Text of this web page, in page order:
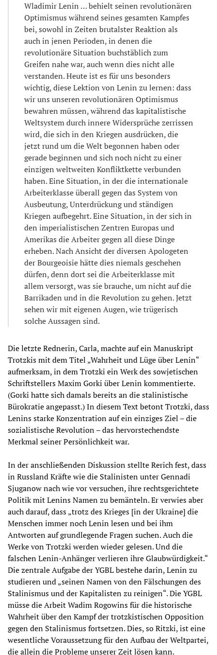
Wladimir Lenin … behielt seinen revolutionären
Optimismus während seines gesamten Kampfes
bei, sowohl in Zeiten brutalster Reaktion als
auch in jenen Perioden, in denen die
revolutionäre Situation buchstäblich zum
Greifen nahe war, auch wenn dies nicht alle
verstanden. Heute ist es für uns besonders
wichtig, diese Lektion von Lenin zu lernen: dass
wir uns unseren revolutionären Optimismus
bewahren müssen, während das kapitalistische
Weltsystem durch innere Widersprüche zerrissen
wird, die sich in den Kriegen ausdrücken, die
jetzt rund um die Welt begonnen haben oder
gerade beginnen und sich noch nicht zu einer
einzigen weltweiten Konfliktkette verbunden
haben. Eine Situation, in der die internationale
Arbeiterklasse überall gegen das System von
Ausbeutung, Unterdrückung und ständigen
Kriegen aufbegehrt. Eine Situation, in der sich in
den imperialistischen Zentren Europas und
Amerikas die Arbeiter gegen all diese Dinge
erheben. Nach Ansicht der diversen Apologeten
der Bourgeoisie hätte dies niemals geschehen
dürfen, denn dort sei die Arbeiterklasse mit
allem versorgt, was sie brauche, um nicht auf die
Barrikaden und in die Revolution zu gehen. Jetzt
sehen wir mit eigenen Augen, wie trügerisch
solche Aussagen sind.
Die letzte Rednerin, Carla, machte auf ein Manuskript
Trotzkis mit dem Titel „Wahrheit und Lüge über Lenin“
aufmerksam, in dem Trotzki ein Werk des sowjetischen
Schriftstellers Maxim Gorki über Lenin kommentierte.
(Gorki hatte sich damals bereits an die stalinistische
Bürokratie angepasst.) In diesem Text betont Trotzki, dass
Lenins starke Konzentration auf ein einziges Ziel – die
sozialistische Revolution – das hervorstechendste
Merkmal seiner Persönlichkeit war.
In der anschließenden Diskussion stellte Rerich fest, dass
in Russland Kräfte wie die Stalinisten unter Gennadi
Sjuganow nach wie vor versuchen, ihre rechtsgerichtete
Politik mit Lenins Namen zu bemänteln. Er verwies aber
auch darauf, dass „trotz des Krieges [in der Ukraine] die
Menschen immer noch Lenin lesen und bei ihm
Antworten auf grundlegende Fragen suchen. Auch die
Werke von Trotzki werden wieder gelesen. Und die
falschen Lenin-Anhänger verlieren ihre Glaubwürdigkeit.“
Die zentrale Aufgabe der YGBL bestehe darin, Lenin zu
studieren und „seinen Namen von den Fälschungen des
Stalinismus und der Kapitalisten zu reinigen“. Die YGBL
müsse die Arbeit Wadim Rogowins für die historische
Wahrheit über den Kampf der trotzkistischen Opposition
gegen den Stalinismus fortsetzen. Dies, so Ritzki, ist eine
wesentliche Voraussetzung für den Aufbau der Weltpartei,
die allein die Probleme unserer Zeit lösen kann.